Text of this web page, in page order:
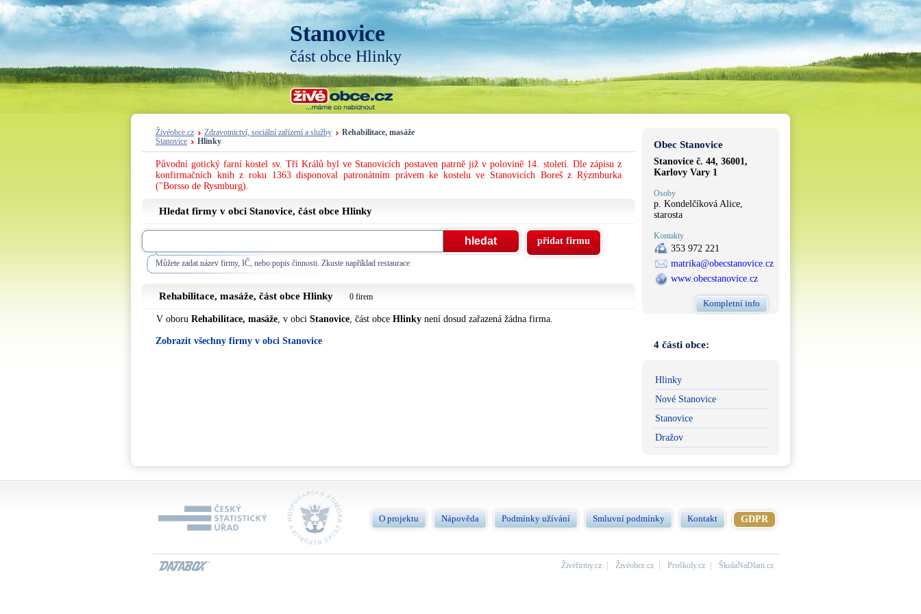
Stanovice
část obce Hlinky
Živéobce.cz Zdravotnictví, sociální zařízení a služby
Rehabilitace, masáže
Stanovice
Hlinky
Původní gotický farní kostel sv. Tří Králů byl ve Stanovicích postaven patrně již v polovině 14. století. Dle zápisu z
konfirmačních knih z roku 1363 disponoval patronátním právem ke kostelu ve Stanovicích Boreš z Rýzmburka
("Borsso de Rysmburg).
Hledat firmy v obci Stanovice, část obce Hlinky
Můžete zadat název firmy, IČ, nebo popis činnosti. Zkuste například restaurace
přidat firmu
Rehabilitace, masáže, část obce Hlinky 0 firem
V oboru Rehabilitace, masáže, v obci Stanovice, část obce Hlinky není dosud zařazená žádna firma.
Zobrazit všechny firmy v obci Stanovice
Obec Stanovice
Stanovice č. 44, 36001,
Karlovy Vary 1
Osoby
p. Kondelčíková Alice,
starosta
Kontakty
353 972 221
matrika@obecstanovice.cz
www.obecstanovice.cz
Kompletní info
4 části obce:
Hlinky
Nové Stanovice
Stanovice
Dražov
O projektu Nápověda Podmínky užívání Smluvní podmínky Kontakt GDPR
Živéfirmy.cz Živéobce.cz Proškoly.cz ŠkolaNaDlani.cz